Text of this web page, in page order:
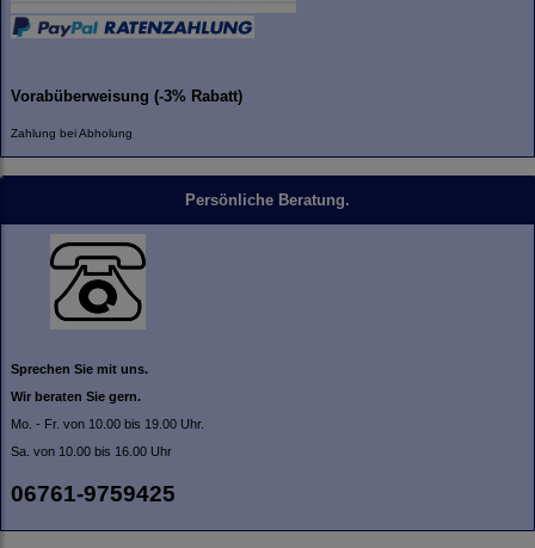
Vorabüberweisung (-3% Rabatt)
Zahlung bei Abholung
Persönliche Beratung.
Sprechen Sie mit uns.
Wir beraten Sie gern.
Mo. - Fr. von 10.00 bis 19.00 Uhr.
Sa. von 10.00 bis 16.00 Uhr
06761-9759425